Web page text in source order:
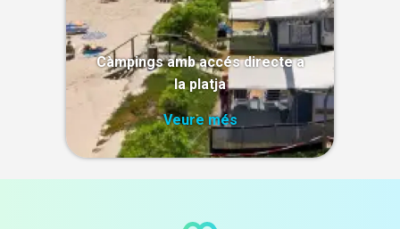
Càmpings amb accés directe a
la platja
Veure més